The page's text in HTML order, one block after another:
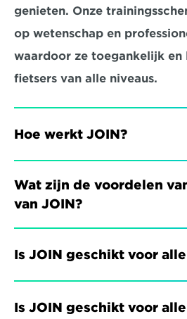
genieten. Onze
op wetenschap en
waardoor ze toegankelijk en
fietsers van alle niveaus.
Hoe werkt JOIN?
Wat zijn de voordelen
van JOIN?
Is JOIN geschikt voor
Is JOIN geschikt voor